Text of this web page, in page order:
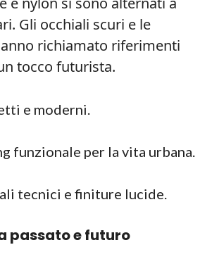
Gli occhiali scuri e le
richiamato riferimenti
tocco futurista.
e moderni.
funzionale per la vita urbana.
tecnici e finiture lucide.
passato e futuro